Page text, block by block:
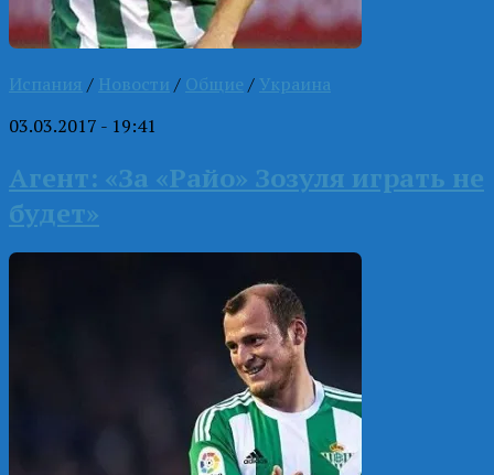
Испания / Новости / Общие / Украина
03.03.2017 - 19:41
Агент: «За «Райо» Зозуля играть не
будет»